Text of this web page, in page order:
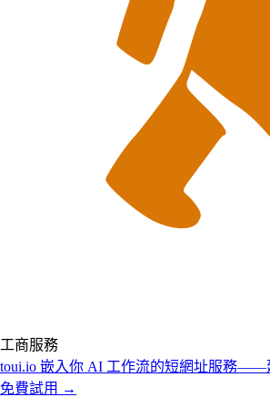
工商服務
toui.io 嵌入你 AI 工作流的短網址服務——
免費試用 →